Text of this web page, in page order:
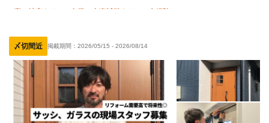
年末年始休暇 車・バイク通勤OK 土日休み
完全週休二日制 転勤なし
〆切間近 掲載期間： 2026/05/15 - 2026/08/14